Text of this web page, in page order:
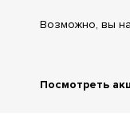
Возможно, вы
Посмотреть